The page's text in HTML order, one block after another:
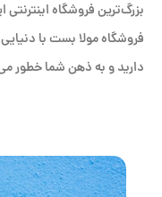
بزرگ‌ترین فروشگاه
فروشگاه مولا بست با
دارید و به ذهن شما خطور